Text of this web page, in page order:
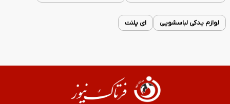
لوازم یدکی لباسشویی ای پلنت